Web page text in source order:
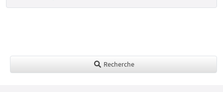
Recherche